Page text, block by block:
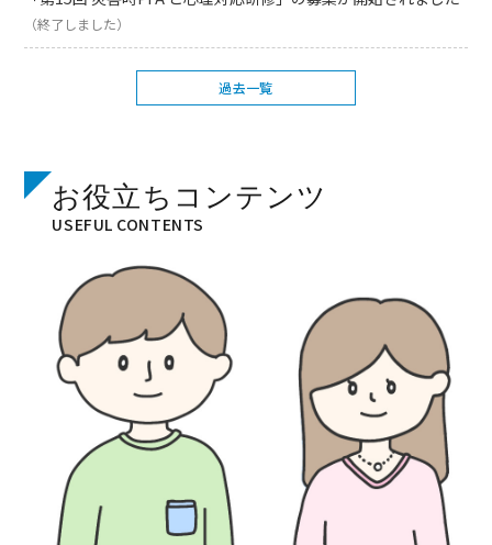
（終了しました）
過去一覧
お役立ちコンテンツ
USEFUL CONTENTS